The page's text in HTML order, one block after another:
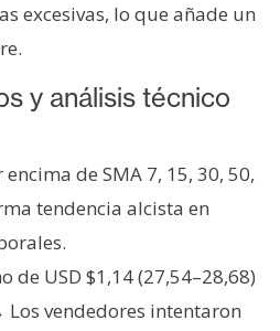
excesivas, lo que añade un
y análisis técnico
de SMA 7, 15, 30, 50,
tendencia alcista en
de USD $1,14 (27,54–28,68)
vendedores intentaron